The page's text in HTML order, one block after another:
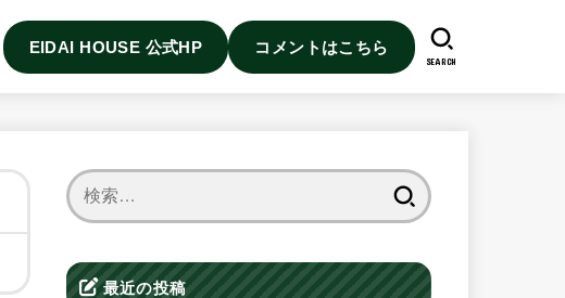
EIDAI HOUSE 公式HP コメントはこちら
SEARCH
最近の投稿